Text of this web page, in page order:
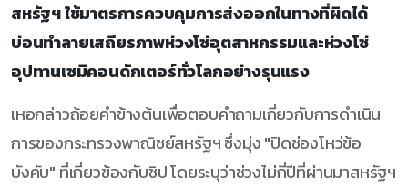
สหรัฐฯ ใช้มาตรการควบคุมการส่งออกในทางที่ผิดได้
บ่อนทำลายเสถียรภาพห่วงโซ่อุตสาหกรรมและห่วงโซ่
อุปทานเซมิคอนดักเตอร์ทั่วโลกอย่างรุนแรง
เหอกล่าวถ้อยคำข้างต้นเพื่อตอบคำถามเกี่ยวกับการดำเนิน
การของกระทรวงพาณิชย์สหรัฐฯ ซึ่งมุ่ง "ปิดช่องโหว่ข้อ
บังคับ" ที่เกี่ยวข้องกับชิป โดยระบุว่าช่วงไม่กี่ปีที่ผ่านมาสหรัฐฯ